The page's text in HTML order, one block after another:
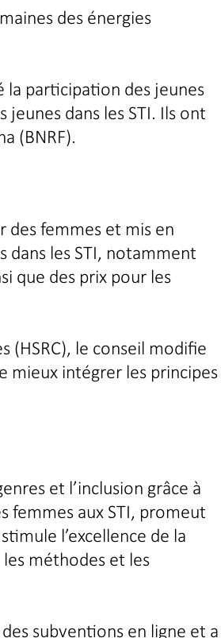
des énergies
la participation des jeunes
dans les STI. Ils ont
(BNRF).
des femmes et mis en
les STI, notamment
que des prix pour les
(HSRC), le conseil modifie
mieux intégrer les principes
et l’inclusion grâce à
femmes aux STI, promeut
l’excellence de la
les méthodes et les
subventions en ligne et a